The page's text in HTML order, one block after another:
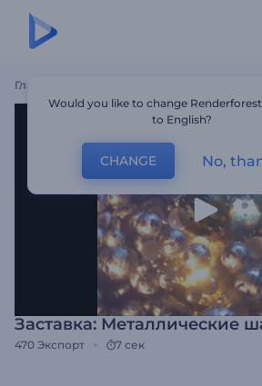
Главная
Заставка: Металлические
470 Экспорт 7 сек
Would you like to change
to English?
CHANGE No,